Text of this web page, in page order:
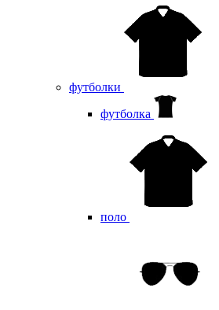
футболки
футболка
поло